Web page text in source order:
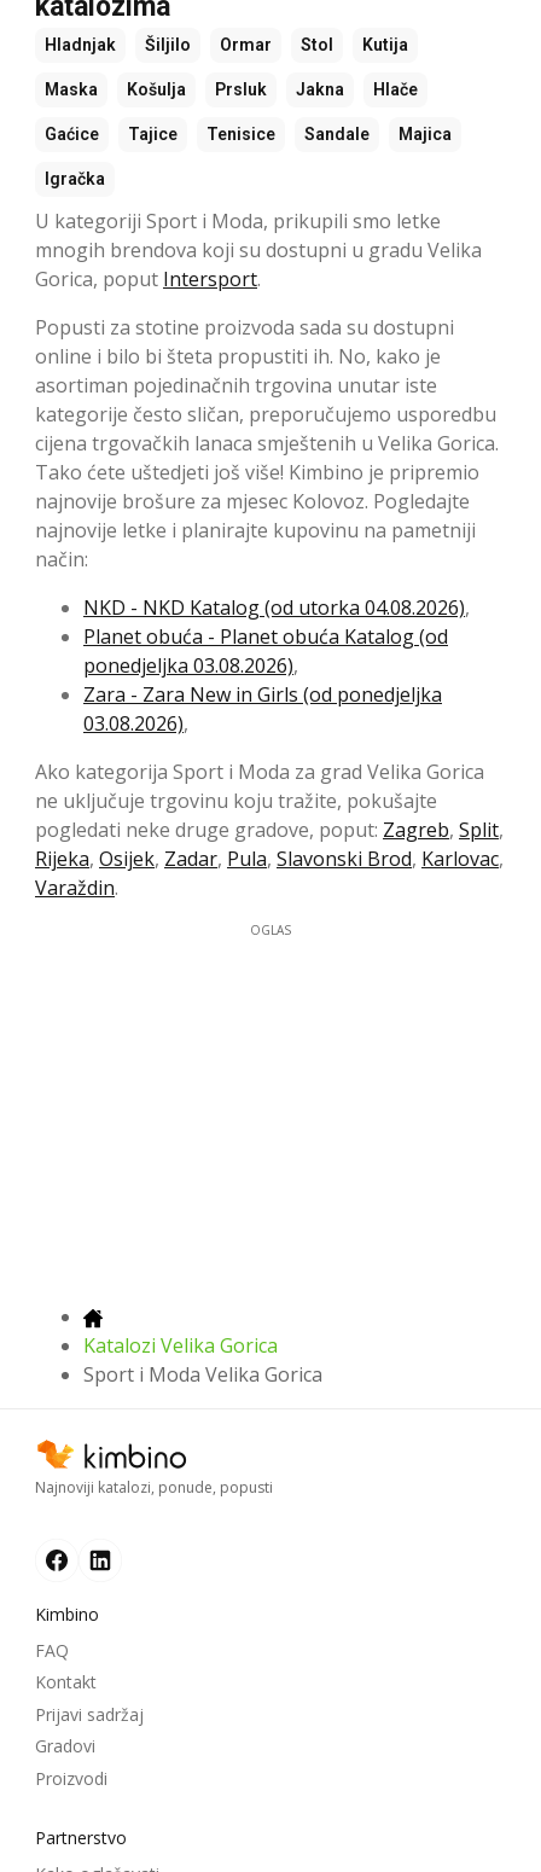
katalozima
Hladnjak Šiljilo Ormar Stol Kutija
Maska Košulja Prsluk Jakna Hlače
Gaćice Tajice Tenisice Sandale Majica
Igračka
U kategoriji Sport i Moda, prikupili smo letke
mnogih brendova koji su dostupni u gradu Velika
Gorica, poput Intersport.
Popusti za stotine proizvoda sada su dostupni
online i bilo bi šteta propustiti ih. No, kako je
asortiman pojedinačnih trgovina unutar iste
kategorije često sličan, preporučujemo usporedbu
cijena trgovačkih lanaca smještenih u Velika Gorica.
Tako ćete uštedjeti još više! Kimbino je pripremio
najnovije brošure za mjesec Kolovoz. Pogledajte
najnovije letke i planirajte kupovinu na pametniji
način:
NKD - NKD Katalog (od utorka 04.08.2026),
Planet obuća - Planet obuća Katalog (od
ponedjeljka 03.08.2026),
Zara - Zara New in Girls (od ponedjeljka
03.08.2026),
Ako kategorija Sport i Moda za grad Velika Gorica
ne uključuje trgovinu koju tražite, pokušajte
pogledati neke druge gradove, poput: Zagreb, Split,
Rijeka, Osijek, Zadar, Pula, Slavonski Brod, Karlovac,
Varaždin.
OGLAS
Katalozi Velika Gorica
Sport i Moda Velika Gorica
Najnoviji katalozi, ponude, popusti
Kimbino
FAQ
Kontakt
Prijavi sadržaj
Gradovi
Proizvodi
Partnerstvo